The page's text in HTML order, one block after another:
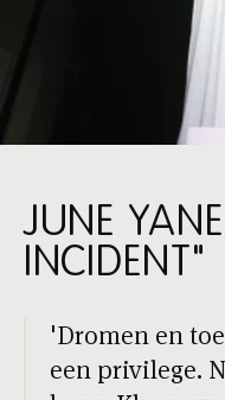
JUNE
INCIDENT"
'Dromen en
een privilege.